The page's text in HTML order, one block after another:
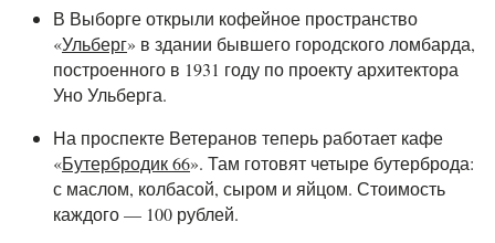
В Выборге открыли кофейное пространство
«Ульберг» в здании бывшего городского ломбарда,
построенного в 1931 году по проекту архитектора
Уно Ульберга.
На проспекте Ветеранов теперь работает кафе
«Бутербродик 66». Там готовят четыре бутерброда:
с маслом, колбасой, сыром и яйцом. Стоимость
каждого — 100 рублей.